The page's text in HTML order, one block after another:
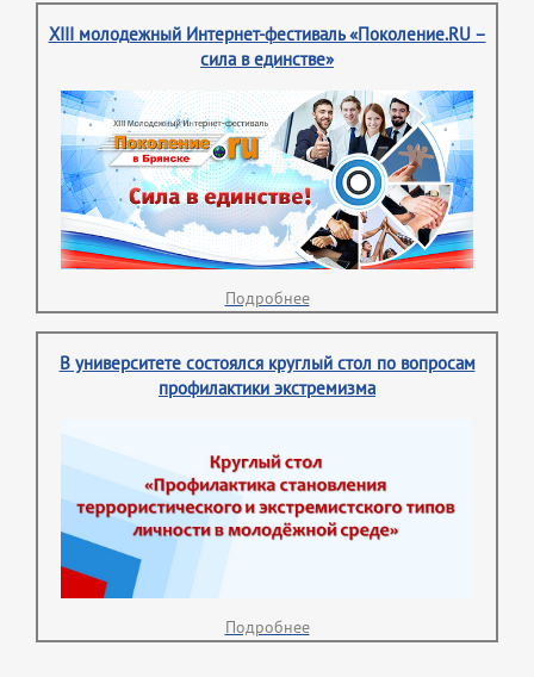
XIII молодежный Интернет-фестиваль «Поколение.RU –
сила в единстве»
Подробнее
В университете состоялся круглый стол по вопросам
профилактики экстремизма
Подробнее